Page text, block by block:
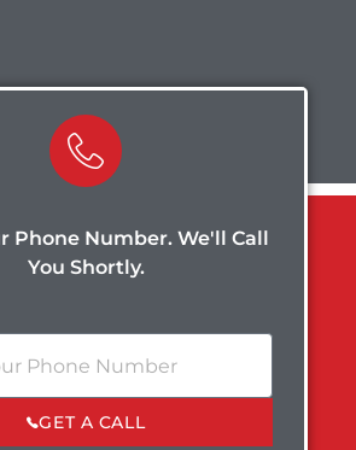
Phone Number. We'll Call
You Shortly.
GET A CALL